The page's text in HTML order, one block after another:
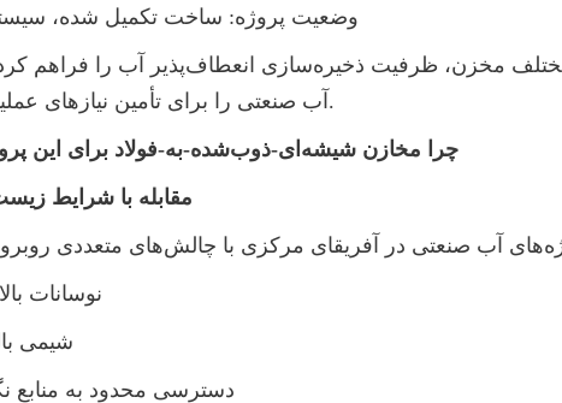
وضعیت پروژه: ساخت تکمیل شده،
آب صنعتی را برای تأمین نیازهای عملیاتی تضمین نمود.
چرا مخازن شیشه‌ای-ذوب‌شده-به-فولاد برای این پروژه انتخاب شدند
مقابله با شرایط زیست‌محیطی
نوسانات
شیمی
دسترسی محدود به منابع